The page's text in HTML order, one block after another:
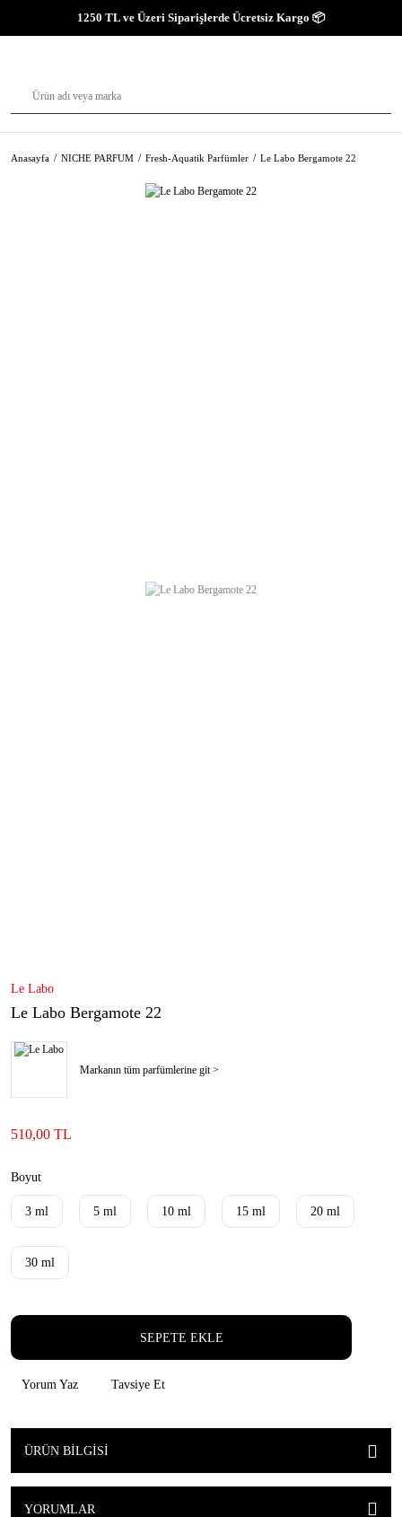
1250 TL ve Üzeri Siparişlerde Ücretsiz Kargo 📦
Anasayfa NICHE PARFUM Fresh-Aquatik Parfümler Le Labo Bergamote 22
Le Labo
Le Labo Bergamote 22
Markanın tüm parfümlerine git >
510,00 TL
Boyut
3 ml 5 ml 10 ml 15 ml 20 ml
30 ml
SEPETE EKLE
Yorum Yaz Tavsiye Et
ÜRÜN BILGISI
YORUMLAR